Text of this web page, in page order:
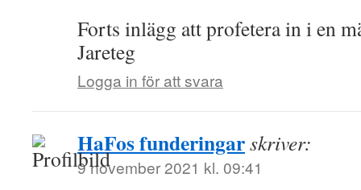
Forts inlägg att profetera in i en
Jareteg
Logga in för att svara
HaFos funderingarskriver:
9 november 2021 kl. 09:41